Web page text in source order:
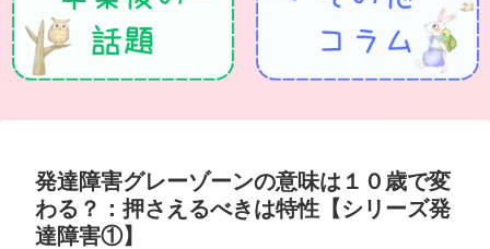
発達障害グレーゾーンの意味は１０歳で変
わる？：押さえるべきは特性【シリーズ発
達障害①】